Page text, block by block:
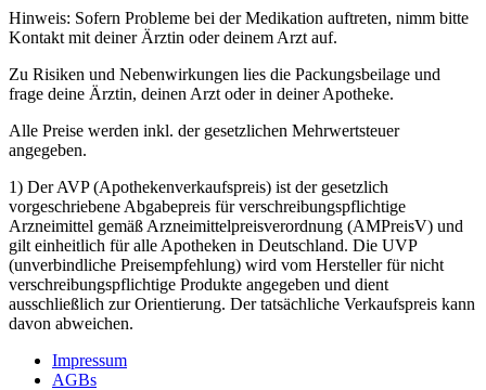
Hinweis: Sofern Probleme bei der Medikation auftreten, nimm bitte
Kontakt mit deiner Ärztin oder deinem Arzt auf.
Zu Risiken und Nebenwirkungen lies die Packungsbeilage und
frage deine Ärztin, deinen Arzt oder in deiner Apotheke.
Alle Preise werden inkl. der gesetzlichen Mehrwertsteuer
angegeben.
1) Der AVP (Apothekenverkaufspreis) ist der gesetzlich
vorgeschriebene Abgabepreis für verschreibungspflichtige
Arzneimittel gemäß Arzneimittelpreisverordnung (AMPreisV) und
gilt einheitlich für alle Apotheken in Deutschland. Die UVP
(unverbindliche Preisempfehlung) wird vom Hersteller für nicht
verschreibungspflichtige Produkte angegeben und dient
ausschließlich zur Orientierung. Der tatsächliche Verkaufspreis kann
davon abweichen.
Impressum
AGBs